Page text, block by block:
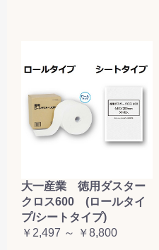
大一産業 徳用ダスター
クロス600 (ロールタイ
プ/シートタイプ)
￥2,497 ～ ￥8,800